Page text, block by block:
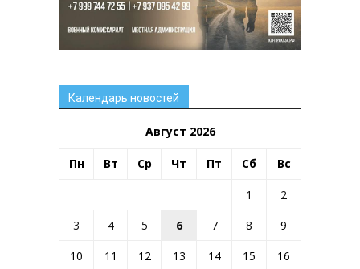
Календарь новостей
Август 2026
Пн Вт Ср Чт Пт Сб Вс
1
2
3
4 5 6 7 8
9
10
11 12 13 14 15
16